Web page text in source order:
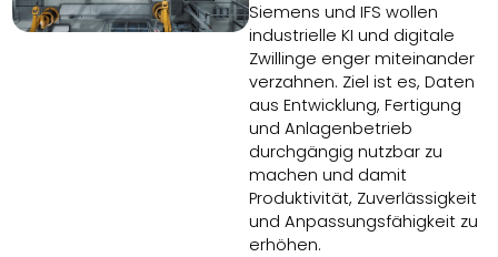
Siemens und IFS wollen
industrielle KI und digitale
Zwillinge enger miteinander
verzahnen. Ziel ist es, Daten
aus Entwicklung, Fertigung
und Anlagenbetrieb
durchgängig nutzbar zu
machen und damit
Produktivität, Zuverlässigkeit
und Anpassungsfähigkeit zu
erhöhen.